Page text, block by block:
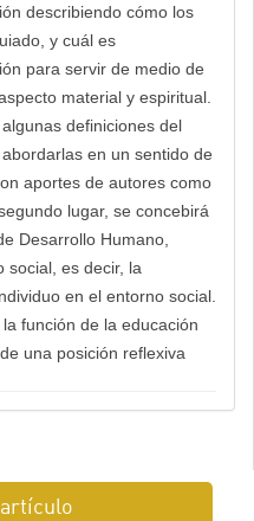
describiendo cómo los
y cuál es
para servir de medio de
material y espiritual.
definiciones del
en un sentido de
aportes de autores como
lugar, se concebirá
Desarrollo Humano,
social, es decir, la
en el entorno social.
función de la educación
una posición reflexiva